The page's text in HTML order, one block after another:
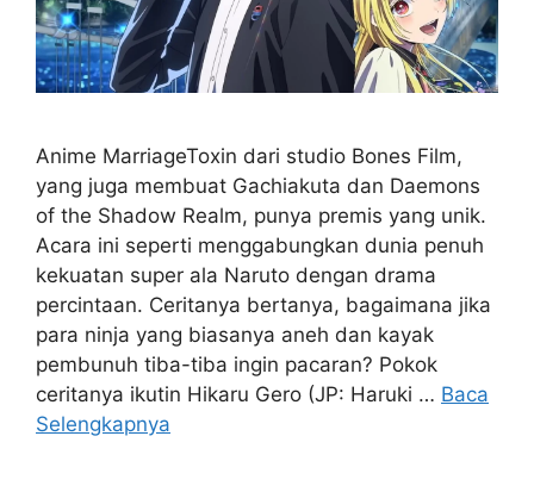
Anime MarriageToxin dari studio Bones Film,
yang juga membuat Gachiakuta dan Daemons
of the Shadow Realm, punya premis yang unik.
Acara ini seperti menggabungkan dunia penuh
kekuatan super ala Naruto dengan drama
percintaan. Ceritanya bertanya, bagaimana jika
para ninja yang biasanya aneh dan kayak
pembunuh tiba-tiba ingin pacaran? Pokok
ceritanya ikutin Hikaru Gero (JP: Haruki … Baca
Selengkapnya